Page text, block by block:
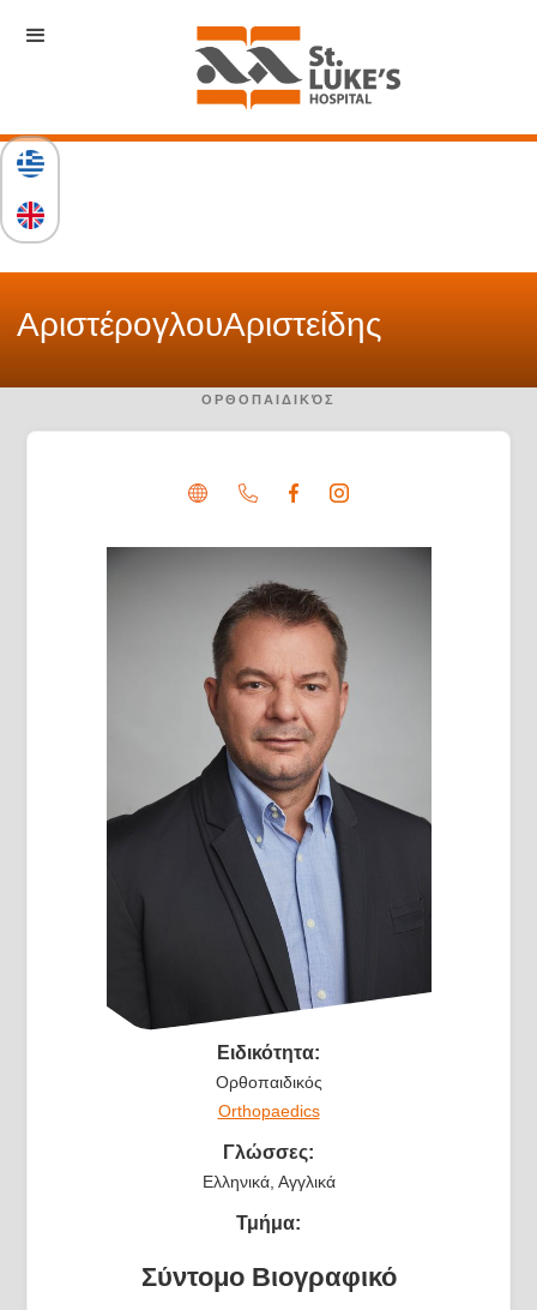
ΑριστέρογλουΑριστείδης
ΟΡΘΟΠΑΙΔΙΚΌΣ
Ειδικότητα:
Ορθοπαιδικός
Orthopaedics
Γλώσσες:
Ελληνικά, Αγγλικά
Τμήμα:
Σύντομο Βιογραφικό